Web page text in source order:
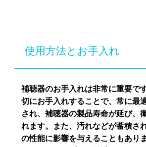
使用方法とお手入れ
補聴器のお手入れは非常に重要で
切にお手入れすることで、常に最
され、補聴器の製品寿命が延び、
れます。また、汚れなどが蓄積さ
の性能に影響を与えることもあり